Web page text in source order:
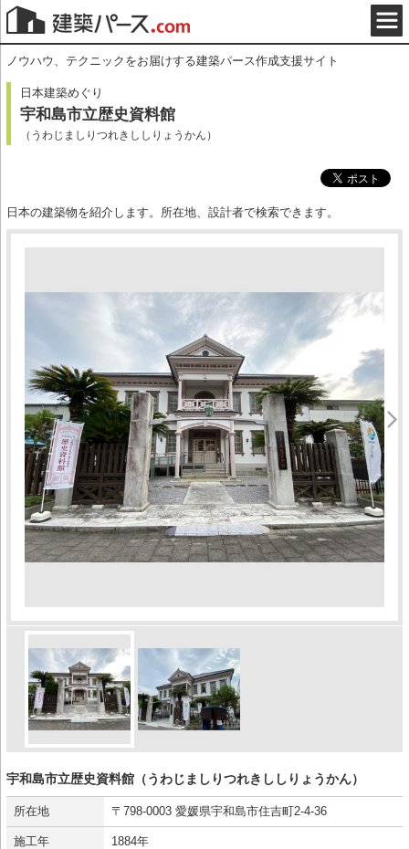
ノウハウ、テクニックをお届けする建築パース作成支援サイト
日本建築めぐり
宇和島市立歴史資料館
（うわじましりつれきししりょうかん）
日本の建築物を紹介します。所在地、設計者で検索できます。
宇和島市立歴史資料館（うわじましりつれきししりょうかん）
所在地 〒798-0003 愛媛県宇和島市住吉町2-4-36
施工年 1884年